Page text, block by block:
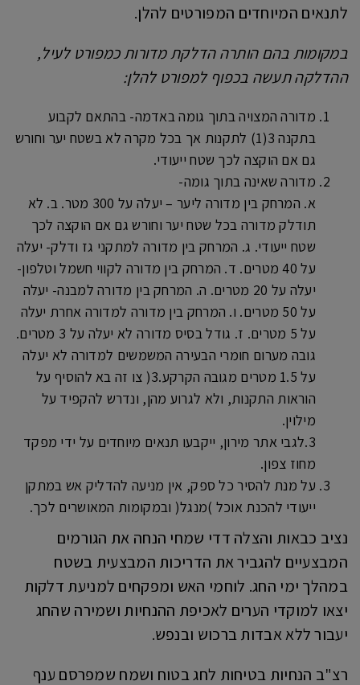
לתנאים המיוחדים המפורטים להלן.
במקומות בהם הותרה הדלקת מדורות כמפורט לעיל,
ההדלקה תעשה בכפוף למפורט להלן:
מדורה המצויה בתוך גומה באדמה- בהתאם לקבוע
בתקנה 3(1) לתקנות אך בכל מקרה לא בשטח יער וחורש
גם אם הוקצה לכך שטח ייעודי.
מדורה שאינה בתוך גומה-
א. המרחק בין מדורה ליער – יעלה על 300 מטר. ב. לא
תודלק מדורה בכל שטח יער וחורש גם אם הוקצה לכך
שטח ייעודי. ג. המרחק בין מדורה למתקני גז ודלק- יעלה
על 40 מטרים. ד. המרחק בין מדורה לקווי חשמל וטלפון-
יעלה על 20 מטרים. ה. המרחק בין מדורה למבנה- יעלה
על 50 מטרים. ו. המרחק בין מדורה למדורה אחרת יעלה
על 5 מטרים. ז. גודל בסיס מדורה לא יעלה על 3 מטרים.
גובה מערום חומרי הבעירה המשמשים למדורה לא יעלה
על 1.5 מטרים מגובה הקרקע.3( צו זה בא להוסיף על
הוראות התקנות, ולא לגרוע מהן, ונדרש להקפיד על
מילוין.
3.לגבי אתר מירון, ייקבעו תנאים מיוחדים על ידי מפקד
מחוז צפון.
על מנת להסיר כל ספק, אין מניעה להדליק אש במתקן
ייעודי להכנת אוכל )מנגל( ובמקומות המאושרים לכך.
נציב כבאות והצלה דדי שמחי הנחה את הגורמים
המבצעיים להגביר את הדריכות המבצעית בשטח
במהלך ימי החג. לוחמי האש ומפקחים למניעת דלקות
יצאו למוקדי הערים לאכיפת ההנחיות ושמירה שהחג
יעבור ללא אבדות ברכוש ובנפש.
רצ"ב הנחיות בטיחות לחג בטוח ושמח שמפרסם ענף